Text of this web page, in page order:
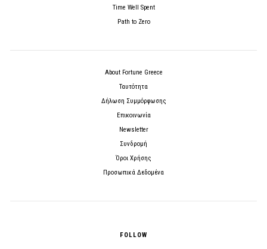
Time Well Spent
Path to Zero
About Fortune Greece
Ταυτότητα
Δήλωση Συμμόρφωσης
Επικοινωνία
Newsletter
Συνδρομή
Όροι Χρήσης
Προσωπικά Δεδομένα
FOLLOW